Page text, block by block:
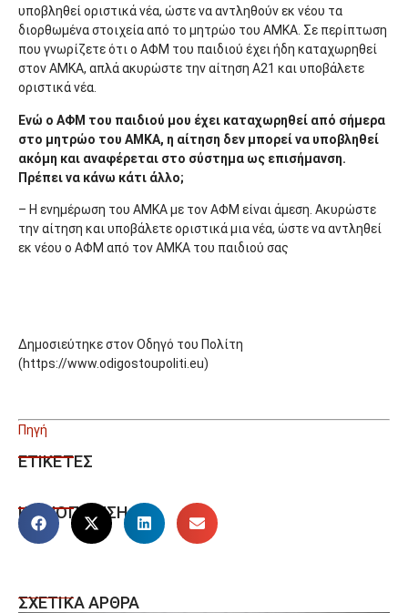
υποβληθεί οριστικά νέα, ώστε να αντληθούν εκ νέου τα
διορθωμένα στοιχεία από το μητρώο του ΑΜΚΑ. Σε περίπτωση
που γνωρίζετε ότι ο ΑΦΜ του παιδιού έχει ήδη καταχωρηθεί
στον ΑΜΚΑ, απλά ακυρώστε την αίτηση Α21 και υποβάλετε
οριστικά νέα.
Ενώ ο ΑΦΜ του παιδιού μου έχει καταχωρηθεί από σήμερα
στο μητρώο του ΑΜΚΑ, η αίτηση δεν μπορεί να υποβληθεί
ακόμη και αναφέρεται στο σύστημα ως επισήμανση.
Πρέπει να κάνω κάτι άλλο;
– Η ενημέρωση του ΑΜΚΑ με τον ΑΦΜ είναι άμεση. Ακυρώστε
την αίτηση και υποβάλετε οριστικά μια νέα, ώστε να αντληθεί
εκ νέου ο ΑΦΜ από τον ΑΜΚΑ του παιδιού σας
Δημοσιεύτηκε στον Οδηγό του Πολίτη
(https://www.odigostoupoliti.eu)
Πηγή
ΕΤΙΚΕΤΕΣ
ΚΟΙΝΟΠΟΙΗΣΗ
ΣΧΕΤΙΚΑ ΑΡΘΡΑ